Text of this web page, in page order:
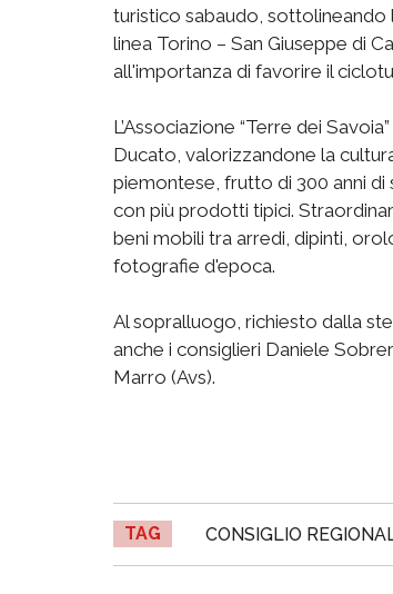
turistico sabaudo, sottolineando
linea Torino – San Giuseppe di
all'importanza di favorire il
L’Associazione “Terre dei
Ducato, valorizzandone la
piemontese, frutto di 300 anni
con più prodotti tipici.
beni mobili tra arredi, dipinti,
fotografie d'epoca.
Al sopralluogo, richiesto dalla
anche i consiglieri Daniele
Marro (Avs).
TAG CONSIGLIO